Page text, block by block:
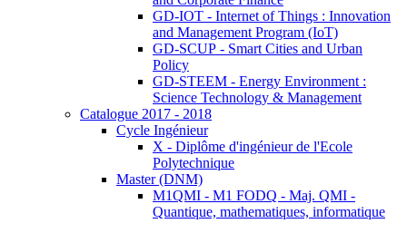
GD-IOT - Internet of Things : Innovation
and Management Program (IoT)
GD-SCUP - Smart Cities and Urban
Policy
GD-STEEM - Energy Environment :
Science Technology & Management
Catalogue 2017 - 2018
Cycle Ingénieur
X - Diplôme d'ingénieur de l'Ecole
Polytechnique
Master (DNM)
M1QMI - M1 FODQ - Maj. QMI -
Quantique, mathematiques, informatique